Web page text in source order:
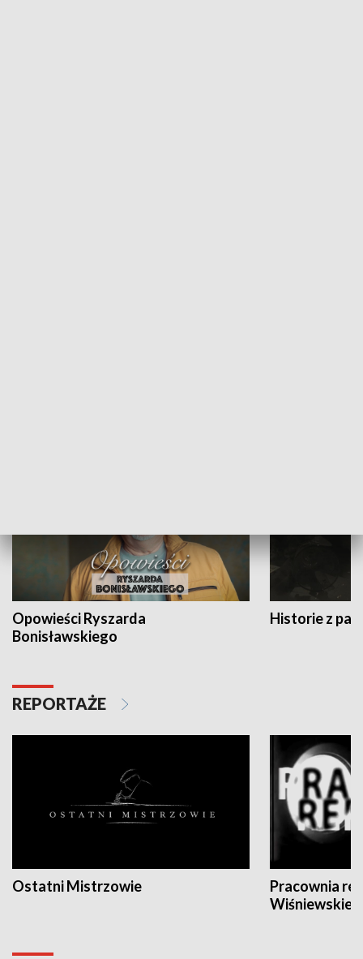
Opowieści Ryszarda
Bonisławskiego
Historie z
REPORTAŻE
Ostatni Mistrzowie
Pracownia